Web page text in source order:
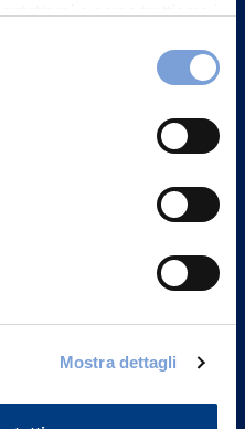
sezione "Informativa
Mostra dettagli